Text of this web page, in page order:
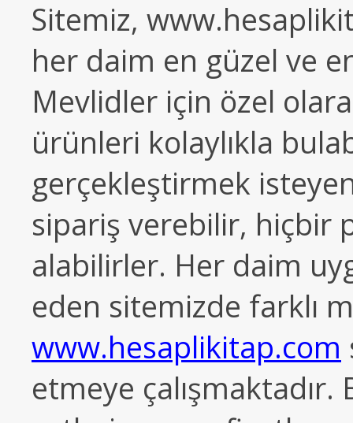
Sitemiz,
her daim en güzel ve
Mevlidler için özel
ürünleri kolaylıkla
gerçekleştirmek
sipariş verebilir, hiçbir
alabilirler. Her daim
eden sitemizde farklı
www.hesaplikitap.com
etmeye çalışmaktadır.